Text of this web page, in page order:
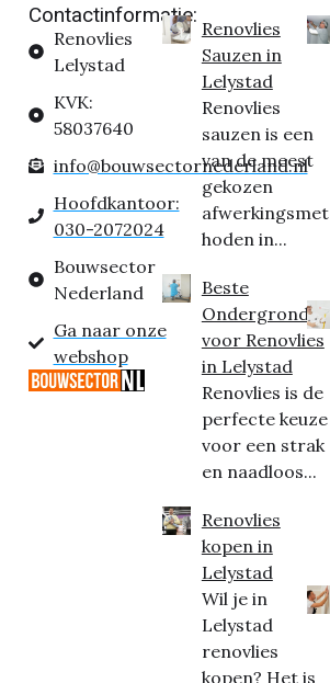
Contactinformatie:
Renovlies
Lelystad
KVK:
58037640
info@bouwsectornederland.nl
Hoofdkantoor:
030-2072024
Bouwsector
Nederland
Ga naar onze
webshop
Renovlies
Sauzen in
Lelystad
Renovlies
sauzen is een
van de meest
gekozen
afwerkingsmet
hoden in...
Beste
Ondergrond
voor Renovlies
in Lelystad
Renovlies is de
perfecte keuze
voor een strak
en naadloos...
Renovlies
kopen in
Lelystad
Wil je in
Lelystad
renovlies
kopen? Het is